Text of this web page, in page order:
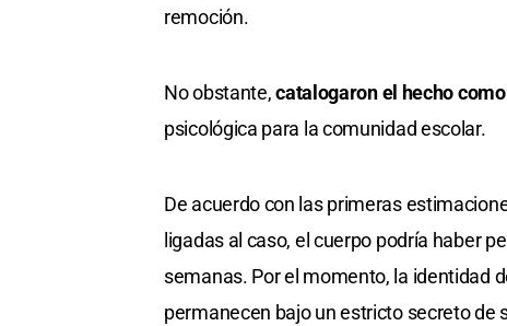
remoción.
No obstante,catalogaron el hecho
psicológica para la comunidad escolar.
De acuerdo con las primeras
ligadas al caso, el cuerpo podría haber
semanas. Por el momento, la identidad
permanecen bajo un estricto secreto de